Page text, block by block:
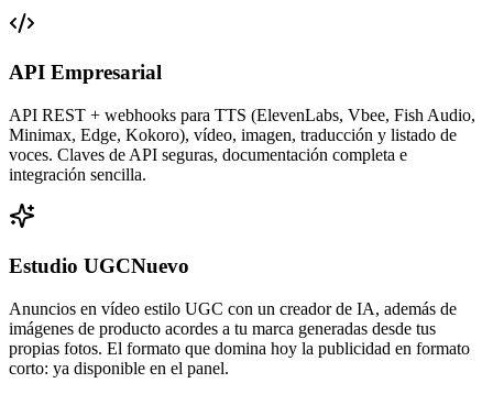
API Empresarial
API REST + webhooks para TTS (ElevenLabs, Vbee, Fish Audio,
Minimax, Edge, Kokoro), vídeo, imagen, traducción y listado de
voces. Claves de API seguras, documentación completa e
integración sencilla.
Estudio UGCNuevo
Anuncios en vídeo estilo UGC con un creador de IA, además de
imágenes de producto acordes a tu marca generadas desde tus
propias fotos. El formato que domina hoy la publicidad en formato
corto: ya disponible en el panel.